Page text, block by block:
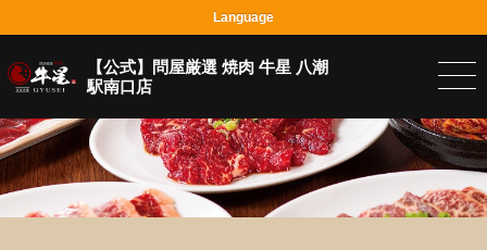
【公式】問屋厳選 焼肉 牛星 八潮
駅南口店
Language